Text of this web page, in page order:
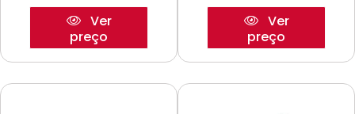
Ver
preço
Ver
preço